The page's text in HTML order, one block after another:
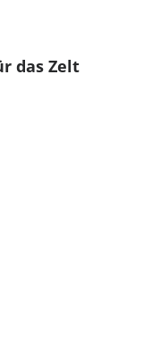
das Zelt